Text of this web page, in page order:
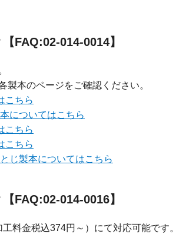
FAQ:02-014-0014】
本のページをご確認ください。
こちら
についてはこちら
こちら
こちら
じ製本についてはこちら
FAQ:02-014-0016】
料金税込374円～）にて対応可能です。